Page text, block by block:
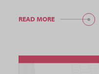
READ MORE